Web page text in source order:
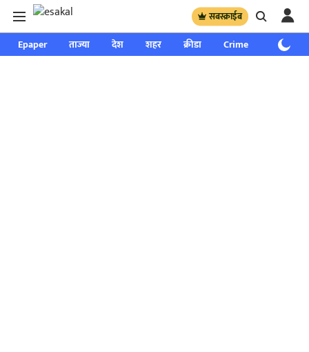
सबस्क्राईब
Epaper ताज्या देश शहर क्रीडा Crime साप्ताहिक